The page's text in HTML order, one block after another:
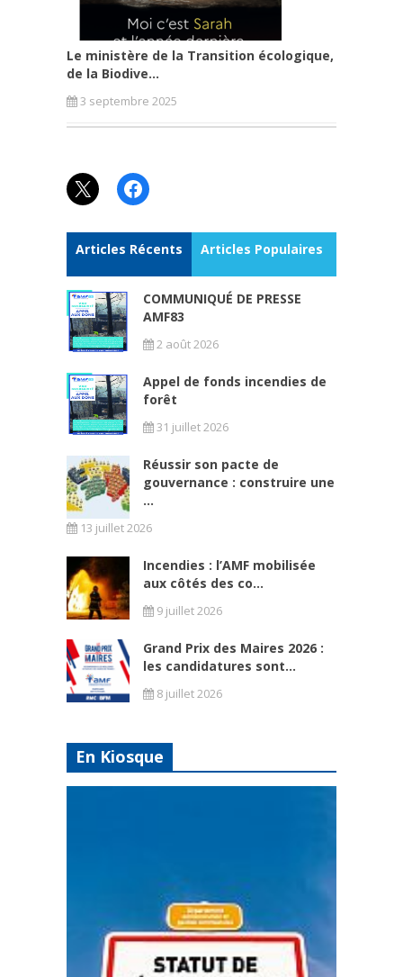
Le ministère de la Transition écologique,
de la Biodive...
3 septembre 2025
X Facebook
Articles Récents Articles Populaires
COMMUNIQUÉ DE PRESSE
AMF83
2 août 2026
Appel de fonds incendies de
forêt
31 juillet 2026
Réussir son pacte de
gouvernance : construire une
...
13 juillet 2026
Incendies : l’AMF mobilisée
aux côtés des co...
9 juillet 2026
Grand Prix des Maires 2026 :
les candidatures sont...
8 juillet 2026
En Kiosque